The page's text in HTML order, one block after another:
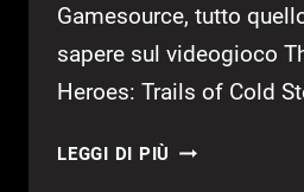
Gamesource, tutto
sapere sul videogioco
Heroes: Trails of Cold
LEGGI DI PIÙ THE